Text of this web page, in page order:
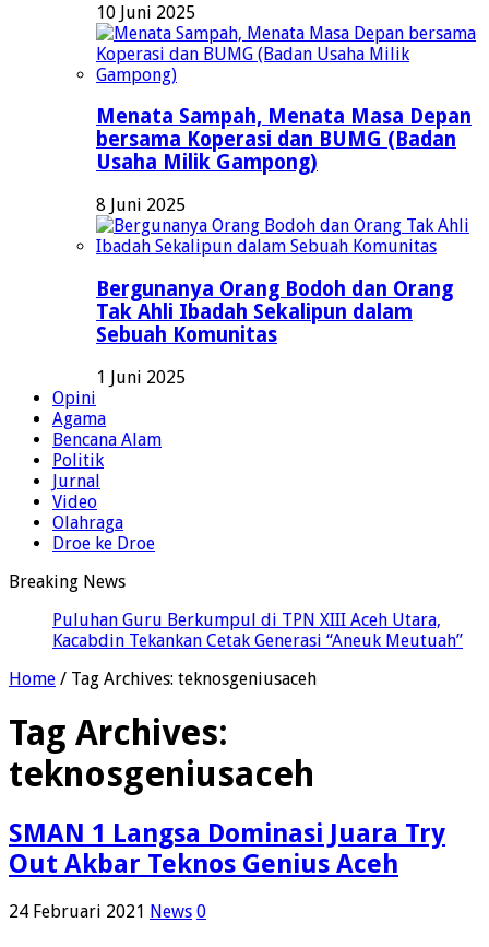
10 Juni 2025
Menata Sampah, Menata Masa Depan
bersama Koperasi dan BUMG (Badan
Usaha Milik Gampong)
8 Juni 2025
Bergunanya Orang Bodoh dan Orang
Tak Ahli Ibadah Sekalipun dalam
Sebuah Komunitas
1 Juni 2025
Opini
Agama
Bencana Alam
Politik
Jurnal
Video
Olahraga
Droe ke Droe
Breaking News
Puluhan Guru Berkumpul di TPN XIII Aceh Utara,
Kacabdin Tekankan Cetak Generasi “Aneuk Meutuah”
Home / Tag Archives: teknosgeniusaceh
Tag Archives:
teknosgeniusaceh
SMAN 1 Langsa Dominasi Juara Try
Out Akbar Teknos Genius Aceh
24 Februari 2021 News 0